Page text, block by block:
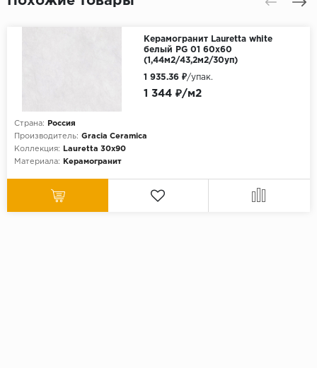
Керамогранит Lauretta white
белый PG 01 60х60
(1,44м2/43,2м2/30уп)
Страна:
Россия
Производитель: Gracia Ceramica
Коллекция:
Lauretta 30х90
Материала:
Керамогранит
1 344 ₽/м2
1 935.36 ₽/упак.